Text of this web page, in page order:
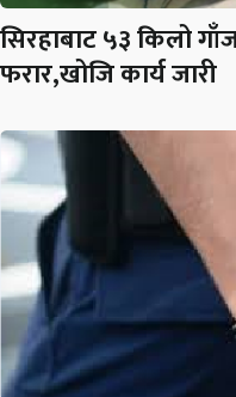
सिरहाबाट ५३ किलो
फरार,खोजि कार्य जारी